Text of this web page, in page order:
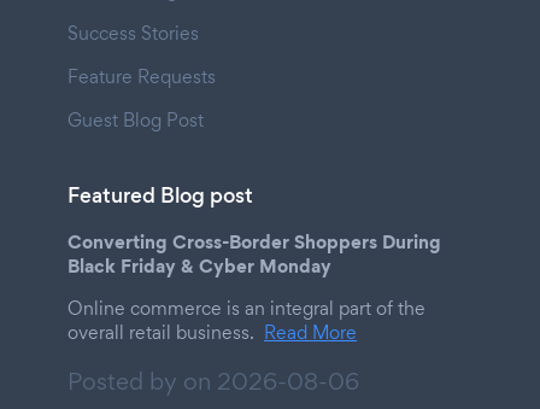
Success Stories
Feature Requests
Guest Blog Post
Featured Blog post
Converting Cross-Border Shoppers During
Black Friday & Cyber Monday
Online commerce is an integral part of the
overall retail business. Read More
Posted by on 2026-08-06